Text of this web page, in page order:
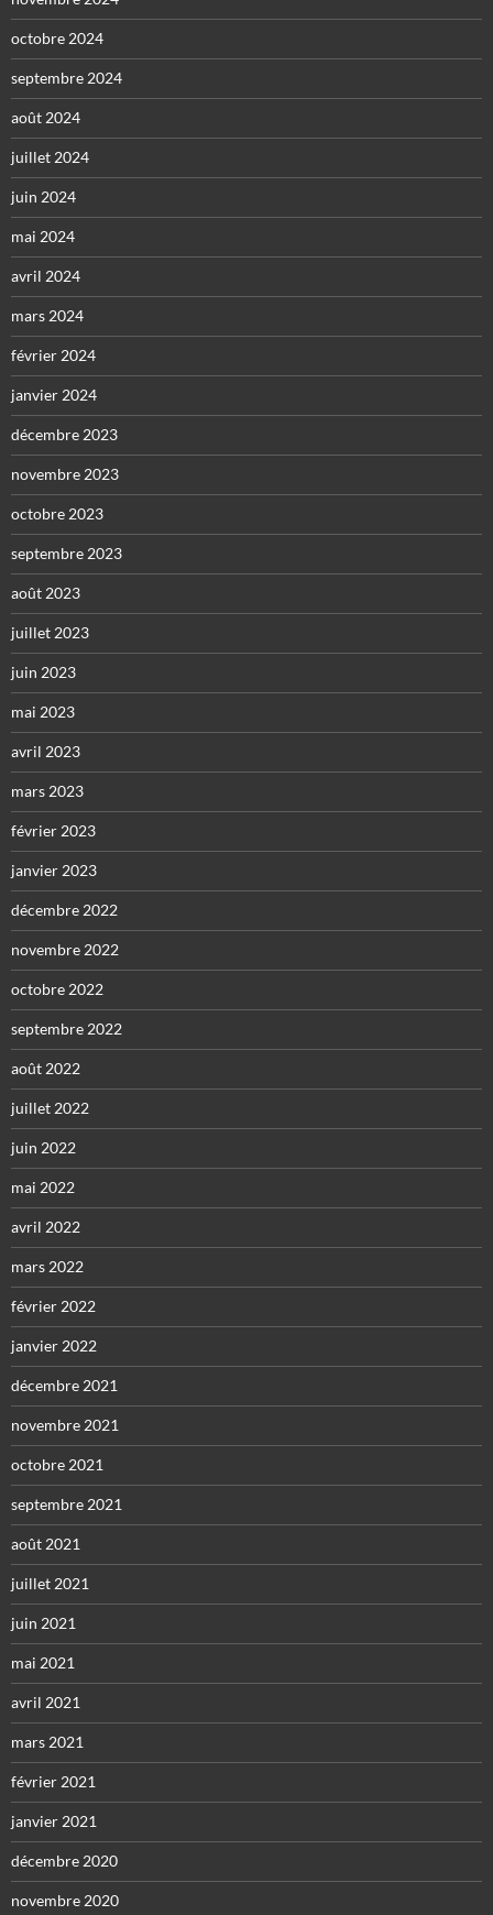
octobre 2024
septembre 2024
août 2024
juillet 2024
juin 2024
mai 2024
avril 2024
mars 2024
février 2024
janvier 2024
décembre 2023
novembre 2023
octobre 2023
septembre 2023
août 2023
juillet 2023
juin 2023
mai 2023
avril 2023
mars 2023
février 2023
janvier 2023
décembre 2022
novembre 2022
octobre 2022
septembre 2022
août 2022
juillet 2022
juin 2022
mai 2022
avril 2022
mars 2022
février 2022
janvier 2022
décembre 2021
novembre 2021
octobre 2021
septembre 2021
août 2021
juillet 2021
juin 2021
mai 2021
avril 2021
mars 2021
février 2021
janvier 2021
décembre 2020
novembre 2020